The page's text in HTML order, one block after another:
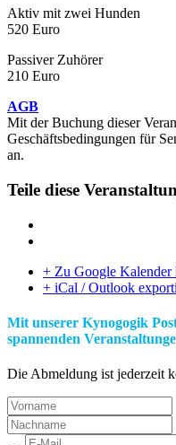
Aktiv mit zwei Hunden
520 Euro
Passiver Zuhörer
210 Euro
AGB
Mit der Buchung dieser
Geschäftsbedingungen für
an.
Teile diese
+ Zu Google Kalender
+ iCal / Outlook
Mit unserer Kynogogik
spannenden
Die Abmeldung ist jederzeit